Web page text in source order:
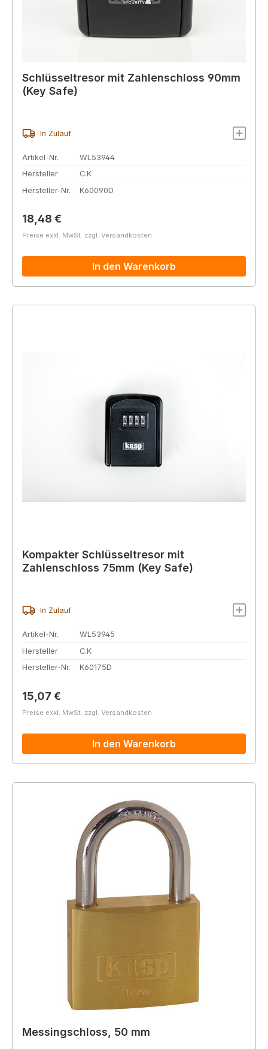
Schlüsseltresor mit Zahlenschloss 90mm
(Key Safe)
In Zulauf
Artikel-Nr.
WL53944
Hersteller
C.K
Hersteller-Nr.
K60090D
Regulärer Preis:
18,48 €
Preise exkl. MwSt. zzgl. Versandkosten
In den Warenkorb
Kompakter Schlüsseltresor mit
Zahlenschloss 75mm (Key Safe)
In Zulauf
Artikel-Nr.
WL53945
Hersteller
C.K
Hersteller-Nr.
K60175D
Regulärer Preis:
15,07 €
Preise exkl. MwSt. zzgl. Versandkosten
In den Warenkorb
Messingschloss, 50 mm